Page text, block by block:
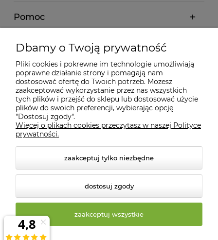
Pomoc
Moje konto
Informacje
O nas
Kontakt
© 2026 biosklep.com.pl. Wszelkie prawa zastrzeżone.
Dbamy o Twoją prywatność
Pliki cookies i pokrewne im technologie umożliwiają
poprawne działanie strony i pomagają nam
dostosować ofertę do Twoich potrzeb. Możesz
zaakceptować wykorzystanie przez nas wszystkich
tych plików i przejść do sklepu lub dostosować użycie
plików do swoich preferencji, wybierając opcję
"Dostosuj zgody".
Więcej o plikach cookies przeczytasz w naszej Polityce
prywatności.
zaakceptuj tylko niezbędne
dostosuj zgody
zaakceptuj wszystkie